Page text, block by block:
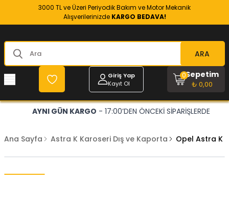
3000 TL ve Üzeri Periyodik Bakım ve Motor Mekanik
Alışverilerinizde KARGO BEDAVA!
ARA
Giriş Yap
Kayıt Ol
Sepetim
₺ 0,00
0
AYNI GÜN KARGO - 17:00’DEN ÖNCEKİ SİPARİŞLERDE
Ana Sayfa Astra K Karoseri Dış ve Kaporta Opel Astra K